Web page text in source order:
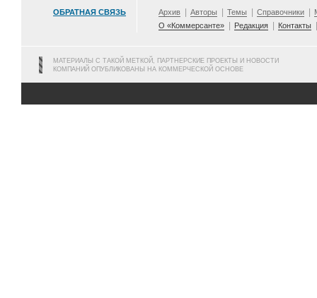
ОБРАТНАЯ СВЯЗЬ Архив Авторы Темы Справочники
О «Коммерсанте»
Редакция Контакты
МАТЕРИАЛЫ С ТАКОЙ МЕТКОЙ, ПАРТНЕРСКИЕ ПРОЕКТЫ И НОВОСТИ
КОМПАНИЙ ОПУБЛИКОВАНЫ НА КОММЕРЧЕСКОЙ ОСНОВЕ